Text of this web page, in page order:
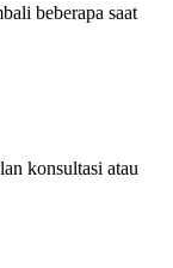
beberapa saat
konsultasi atau